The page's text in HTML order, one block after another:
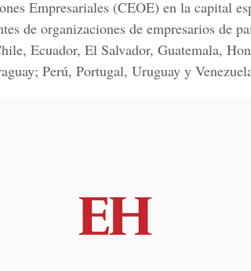
Empresariales (CEOE) en la capital
de organizaciones de empresarios de
Ecuador, El Salvador, Guatemala,
Perú, Portugal, Uruguay y